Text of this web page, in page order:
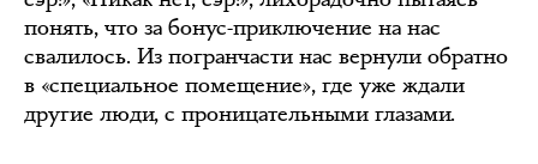
понять, что за бонус-приключение на нас
свалилось. Из погранчасти нас вернули обратно
в «специальное помещение», где уже ждали
другие люди, с проницательными глазами.